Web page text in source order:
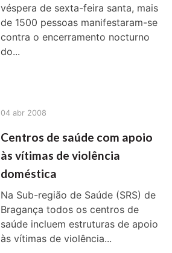
véspera de sexta-feira santa, mais
de 1500 pessoas manifestaram-se
contra o encerramento nocturno
do...
04 abr 2008
Centros de saúde com apoio
às vítimas de violência
doméstica
Na Sub-região de Saúde (SRS) de
Bragança todos os centros de
saúde incluem estruturas de apoio
às vítimas de violência...